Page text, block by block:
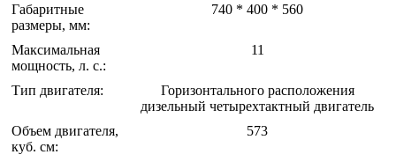
Габаритные
размеры, мм:
740 * 400 * 560
Максимальная
мощность, л. с.:
11
Тип двигателя:
Горизонтального расположения
дизельный четырехтактный двигатель
Объем двигателя,
куб. см:
573